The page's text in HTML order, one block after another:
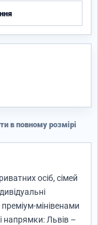
в повному розмірі
осіб, сімей
мінівенами
напрямки: Львів –